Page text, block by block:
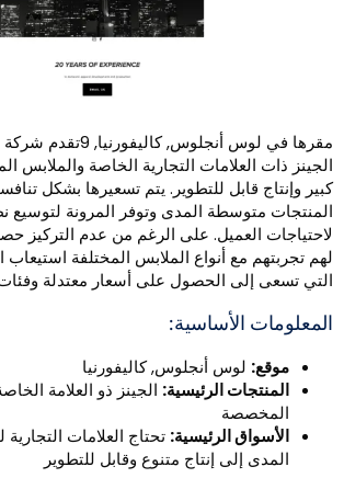
ذات العلامات التجارية الخاصة والملابس
وإنتاج قابل للتطوير. يتم تسعيرها بشكل
متوسطة المدى وتوفر المرونة لتوسيع
العميل. على الرغم من عدم التركيز
تجربتهم مع أنواع الملابس المختلفة استيعاب
تسعى إلى الحصول على أسعار معتدلة وفئات
الأساسية:
موقع:لوس أنجلوس, كاليفورنيا
المنتجات الرئيسية:الجينز ذو العلامة الخاصة
المخصصة
الأسواق الرئيسية:تحتاج العلامات التجارية
المدى إلى إنتاج متنوع وقابل للتطوير